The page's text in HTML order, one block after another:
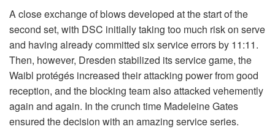
A close exchange of blows developed at the start of the
second set, with DSC initially taking too much risk on serve
and having already committed six service errors by 11:11.
Then, however, Dresden stabilized its service game, the
Waibl protégés increased their attacking power from good
reception, and the blocking team also attacked vehemently
again and again. In the crunch time Madeleine Gates
ensured the decision with an amazing service series.